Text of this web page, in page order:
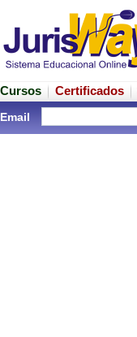
Cursos Certificados
Email